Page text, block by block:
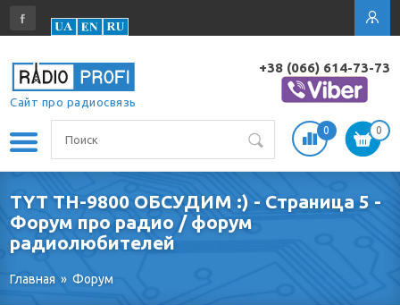
Сайт про радиосвязь
+38 (066) 614-73-73
0 0
TYT TH-9800 ОБСУДИМ :) - Страница 5 -
Форум про радио / форум
радиолюбителей
Главная » Форум